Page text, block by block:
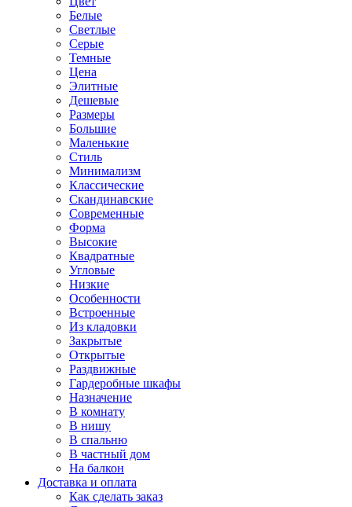
Белые
Светлые
Серые
Темные
Цена
Элитные
Дешевые
Размеры
Большие
Маленькие
Стиль
Минимализм
Классические
Скандинавские
Современные
Форма
Высокие
Квадратные
Угловые
Низкие
Особенности
Встроенные
Из кладовки
Закрытые
Открытые
Раздвижные
Гардеробные шкафы
Назначение
В комнату
В нишу
В спальню
В частный дом
На балкон
Доставка и оплата
Как сделать заказ